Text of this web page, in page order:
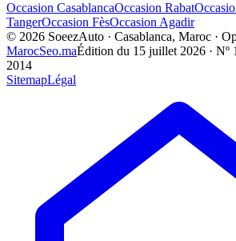
Occasion CasablancaOccasion Rabat
TangerOccasion FèsOccasion Agadir
© 2026 SoeezAuto · Casablanca, Maroc ·
MarocSeo.maÉdition du 15 juillet 2026 · Nº
2014
SitemapLégal